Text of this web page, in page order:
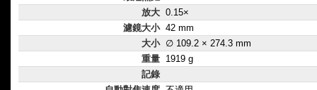
放大 0.15×
濾鏡大小 42 mm
大小 ∅ 109.2 × 274.3 mm
重量 1919 g
記錄